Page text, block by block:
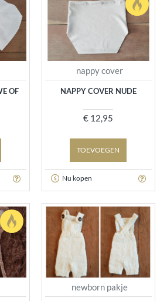
OF
nappy cover
NAPPY COVER NUDE
€ 12,95
TOEVOEGEN
Nu kopen
newborn pakje